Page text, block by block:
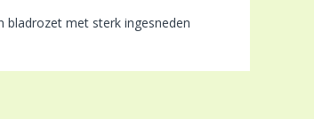
bladrozet met sterk ingesneden